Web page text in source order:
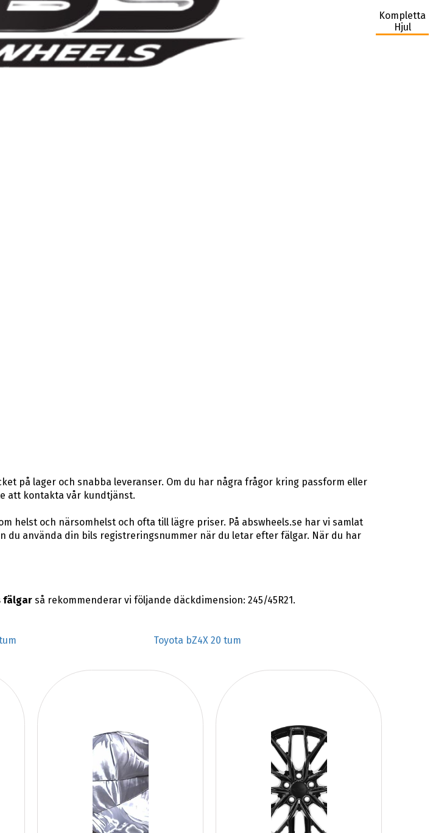
Kompletta
Hjul
på lager och snabba leveranser. Om du har några frågor kring passform eller
att kontakta vår kundtjänst.
helst och närsomhelst och ofta till lägre priser. På abswheels.se har vi samlat
du använda din bils registreringsnummer när du letar efter fälgar. När du har
fälgarså rekommenderar vi följande däckdimension: 245/45R21.
Toyota bZ4X 20 tum